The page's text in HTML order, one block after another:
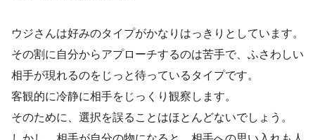
ウジさんは好みのタイプがかなりはっきりとしています。
その割に自分からアプローチするのは苦手で、ふさわしい
相手が現れるのをじっと待っているタイプです。
客観的に冷静に相手をじっくり観察します。
そのために、選択を誤ることはほとんどないでしょう。